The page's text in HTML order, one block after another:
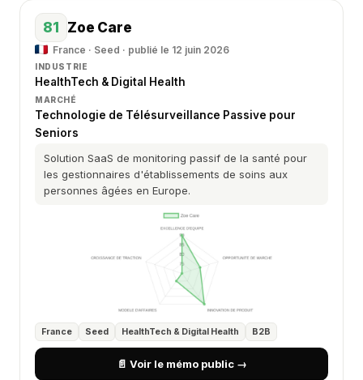
81 Zoe Care
France · Seed · publié le 12 juin 2026
INDUSTRIE
HealthTech & Digital Health
MARCHÉ
Technologie de Télésurveillance Passive pour
Seniors
Solution SaaS de monitoring passif de la santé pour
les gestionnaires d'établissements de soins aux
personnes âgées en Europe.
France Seed HealthTech & Digital Health B2B
📄 Voir le mémo public →